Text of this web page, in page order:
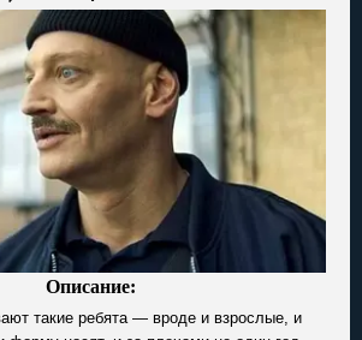
Описание:
такие ребята — вроде и взрослые, и